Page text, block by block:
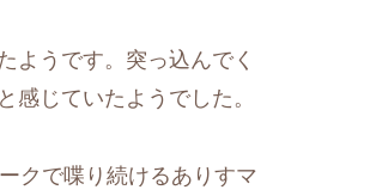
ようです。突っ込んでく
じていたようでした。
クで喋り続けるありすマ